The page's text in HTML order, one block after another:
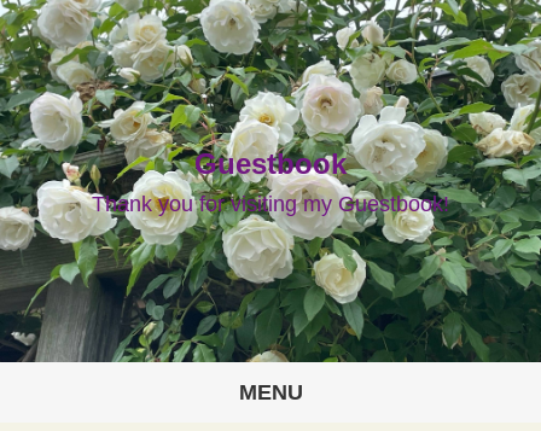
Guestbook
Thank you for visiting my Guestbook!
MENU